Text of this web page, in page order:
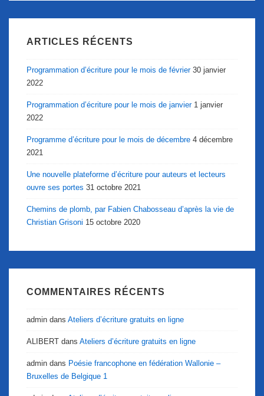
ARTICLES RÉCENTS
Programmation d’écriture pour le mois de février 30 janvier
2022
Programmation d’écriture pour le mois de janvier 1 janvier
2022
Programme d’écriture pour le mois de décembre 4 décembre
2021
Une nouvelle plateforme d’écriture pour auteurs et lecteurs
ouvre ses portes 31 octobre 2021
Chemins de plomb, par Fabien Chabosseau d’après la vie de
Christian Grisoni 15 octobre 2020
COMMENTAIRES RÉCENTS
admin dans Ateliers d’écriture gratuits en ligne
ALIBERT dans Ateliers d’écriture gratuits en ligne
admin dans Poésie francophone en fédération Wallonie –
Bruxelles de Belgique 1